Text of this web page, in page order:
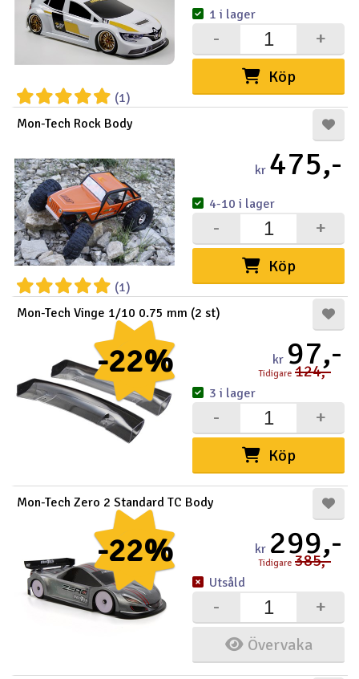
(1)
Köp
+
-
1 i lager
Mon-Tech Rock Body
(1)
kr 475,-
Köp
+
-
4-10 i lager
-22%
Mon-Tech Vinge 1/10 0.75 mm (2 st)
kr 97,-
Tidigare 124,-
Köp
+
-
3 i lager
-22%
Mon-Tech Zero 2 Standard TC Body
kr 299,-
Tidigare 385,-
Övervaka
+
-
Utsåld